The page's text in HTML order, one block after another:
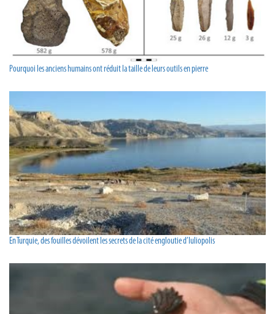
Pourquoi les anciens humains ont réduit la taille de leurs outils en pierre
En Turquie, des fouilles dévoilent les secrets de la cité engloutie d’Iuliopolis